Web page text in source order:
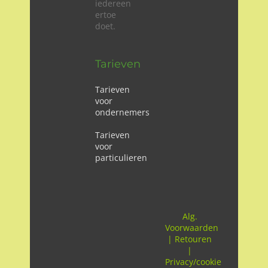
iedereen
ertoe
doet.
Tarieven
Tarieven
voor
ondernemers
Tarieven
voor
particulieren
Alg.
Voorwaarden
| Retouren
|
Privacy/cookie